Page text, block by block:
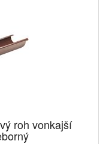
roh vonkajší